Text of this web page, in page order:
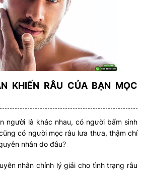
KHIẾN RÂU CỦA BẠN MỌC
người là khác nhau, có người bẩm sinh
có người mọc râu lưa thưa, thậm chí
nhân do đâu?
nhân chính lý giải cho tình trạng râu